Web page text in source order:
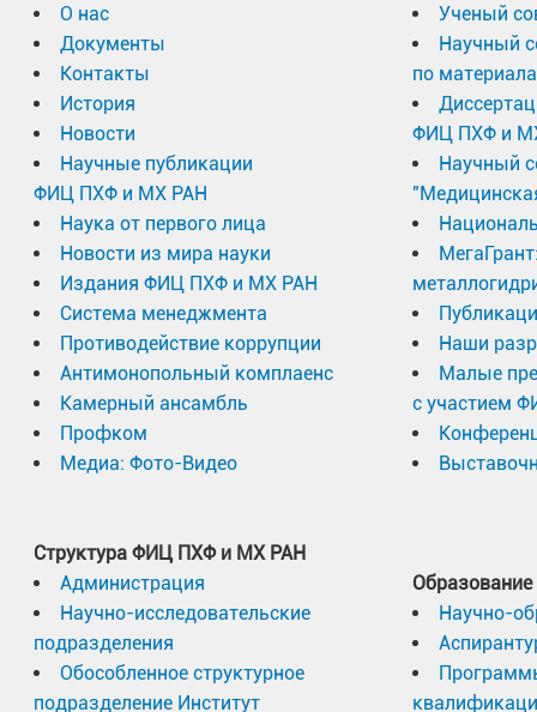
О нас
Документы
Контакты
История
Новости
Научные публикации
ФИЦ ПХФ и МХ РАН
Наука от первого лица
Новости из мира науки
Издания ФИЦ ПХФ и МХ РАН
Система менеджмента
Противодействие коррупции
Антимонопольный комплаенс
Камерный ансамбль
Профком
Медиа: Фото-Видео
Структура ФИЦ ПХФ и МХ РАН
Администрация
Научно-исследовательские
подразделения
Обособленное структурное
подразделение Институт
Ученый
Научный
по
ФИЦ ПХФ и
Научный
Наши
Малые
с участием
Образование
Научно-